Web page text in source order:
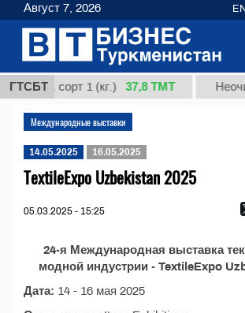
ГТСБТсорт 1 (кг.) 37,8 ТМТ
Международные выставки
14.05.2025 16.05.2025
TextileExpo Uzbekistan 2025
05.03.2025 - 15:25
24-я Международная выставка
модной индустрии - TextileExpo
Дата: 14 - 16 мая 2025
Август 7, 2026